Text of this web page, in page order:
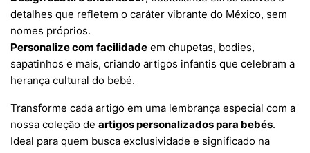
detalhes que refletem o caráter vibrante do México, sem
nomes próprios.
Personalize com facilidade em chupetas, bodies,
sapatinhos e mais, criando artigos infantis que celebram a
herança cultural do bebé.
Transforme cada artigo em uma lembrança especial com a
nossa coleção de artigos personalizados para bebés.
Ideal para quem busca exclusividade e significado na